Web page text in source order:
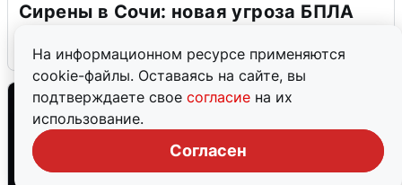
На информационном ресурсе применяются
cookie-файлы. Оставаясь на сайте, вы
подтверждаете свое согласие на их
использование.
Согласен
Сирены в Сочи: новая угроза БПЛА
6 августа